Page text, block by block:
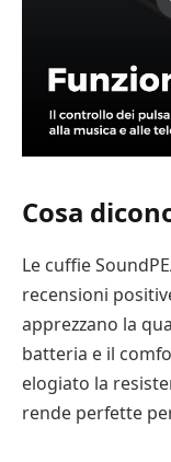
Cosa
Le cuffie
recensioni
apprezzano la
batteria e il
elogiato la
rende perfette